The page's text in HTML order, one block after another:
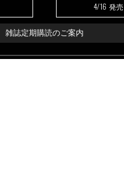
4/16 発売
雑誌定期購読のご案内